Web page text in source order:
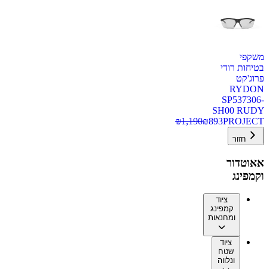
משקפי
בטיחות רודי
פרוג'קט
RYDON
SP537306-
SH00 RUDY
PROJECT
₪893
₪1,190
חזור
אאוטדור
וקמפינג
ציוד
קמפינג
ומחנאות
ציוד
שטח
ונלווה